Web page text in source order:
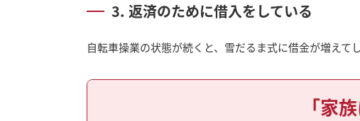
3. 返済のために借入をしている
自転車操業の状態が続くと、雪だるま式に借金が増えて
「家